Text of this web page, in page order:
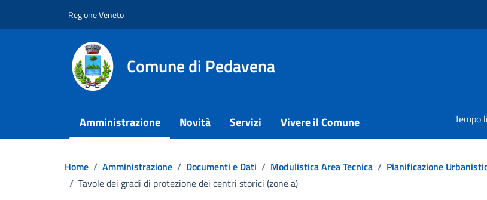
Regione Veneto
Comune di Pedavena
Amministrazione Novità Servizi Vivere il Comune Tempo
Home / Amministrazione / Documenti e Dati / Modulistica Area Tecnica / Pianificazione
/ Tavole dei gradi di protezione dei centri storici (zone a)